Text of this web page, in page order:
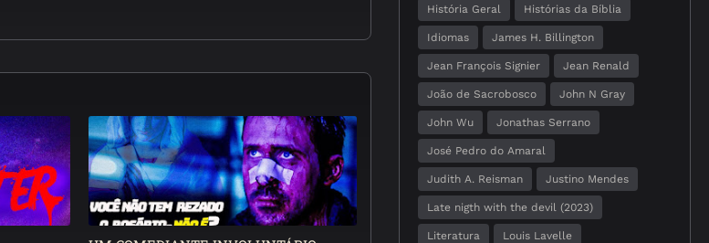
História Geral Histórias da Bíblia
Idiomas James H. Billington
Jean François Signier Jean Renald
João de Sacrobosco John N Gray
John Wu Jonathas Serrano
José Pedro do Amaral
Judith A. Reisman Justino Mendes
Late nigth with the devil (2023)
Literatura Louis Lavelle